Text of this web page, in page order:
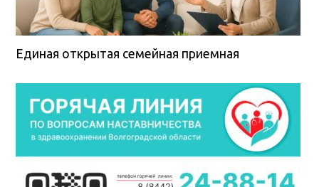
Единая открытая семейная приемная